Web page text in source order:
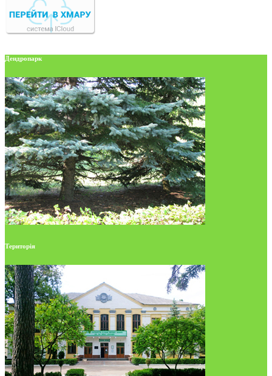
Дендропарк
Територія